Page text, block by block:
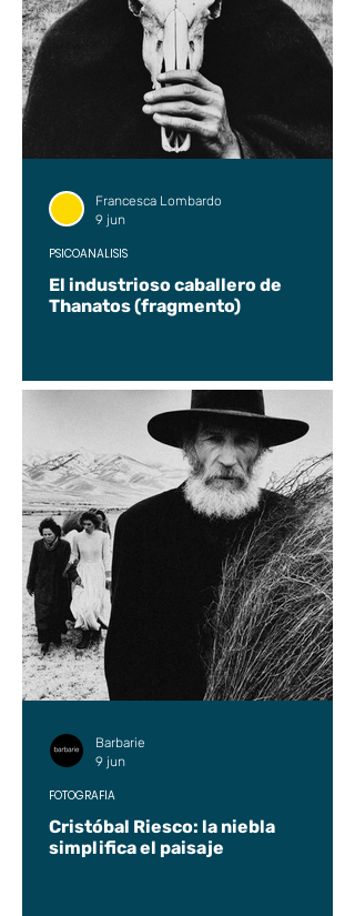
El industrioso caballero de
Thanatos (fragmento)
PSICOANÁLISIS
Francesca Lombardo
9 jun
Cristóbal Riesco: la niebla
simplifica el paisaje
FOTOGRAFÍA
Barbarie
9 jun